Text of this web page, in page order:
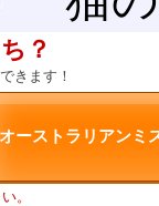
？
きます！
。